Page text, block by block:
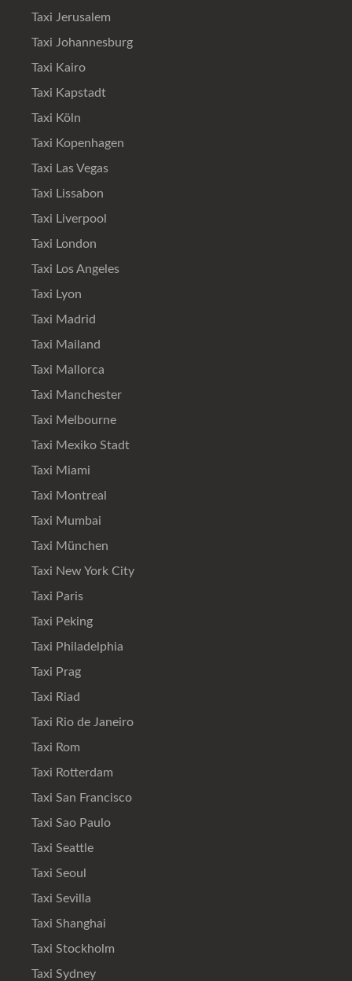
Taxi Jerusalem
Taxi Johannesburg
Taxi Kairo
Taxi Kapstadt
Taxi Köln
Taxi Kopenhagen
Taxi Las Vegas
Taxi Lissabon
Taxi Liverpool
Taxi London
Taxi Los Angeles
Taxi Lyon
Taxi Madrid
Taxi Mailand
Taxi Mallorca
Taxi Manchester
Taxi Melbourne
Taxi Mexiko Stadt
Taxi Miami
Taxi Montreal
Taxi Mumbai
Taxi München
Taxi New York City
Taxi Paris
Taxi Peking
Taxi Philadelphia
Taxi Prag
Taxi Riad
Taxi Rio de Janeiro
Taxi Rom
Taxi Rotterdam
Taxi San Francisco
Taxi Sao Paulo
Taxi Seattle
Taxi Seoul
Taxi Sevilla
Taxi Shanghai
Taxi Stockholm
Taxi Sydney